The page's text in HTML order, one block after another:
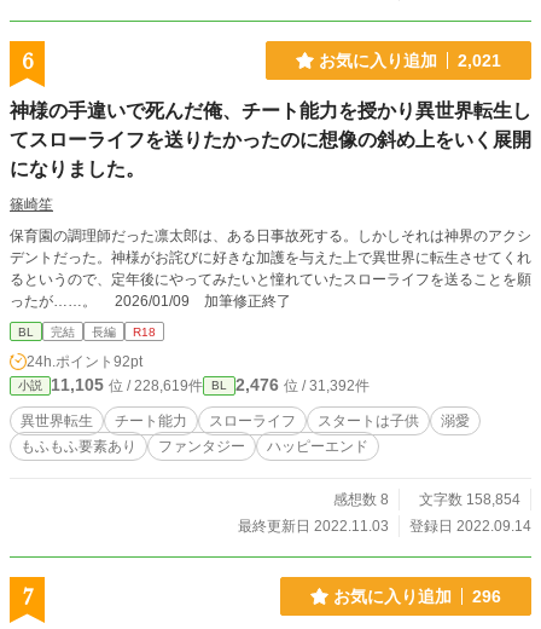
6 お気に入り追加 2,021
神様の手違いで死んだ俺、チート能力を授かり異世界転生し
てスローライフを送りたかったのに想像の斜め上をいく展開
になりました。
篠崎笙
保育園の調理師だった凛太郎は、ある日事故死する。しかしそれは神界のアクシ
デントだった。神様がお詫びに好きな加護を与えた上で異世界に転生させてくれ
るというので、定年後にやってみたいと憧れていたスローライフを送ることを願
ったが……。 2026/01/09 加筆修正終了
BL 完結 長編 R18
24h.ポイント 92pt
小説 11,105 位 / 228,619件 BL 2,476 位 / 31,392件
異世界転生 チート能力 スローライフ スタートは子供
溺愛
もふもふ要素あり
ファンタジー ハッピーエンド
感想数 8
文字数 158,854
最終更新日 2022.11.03
登録日 2022.09.14
7 お気に入り追加 296